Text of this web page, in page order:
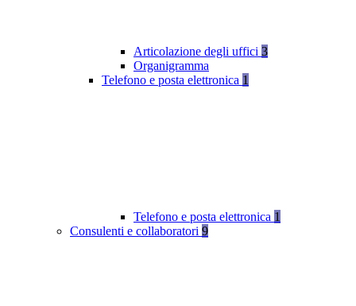
Articolazione degli uffici 3
Organigramma
Telefono e posta elettronica 1
Telefono e posta elettronica 1
Consulenti e collaboratori 9